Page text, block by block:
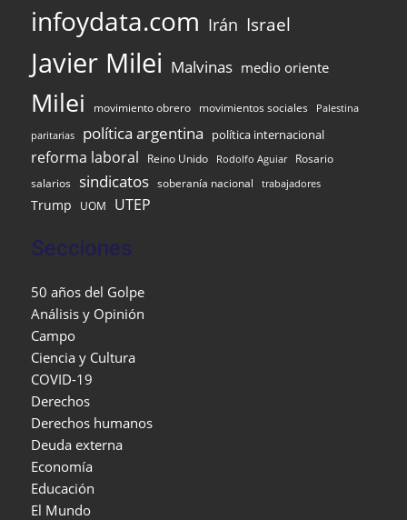
infoydata.com Irán Israel
Javier Milei Malvinas medio oriente
Milei movimiento obrero movimientos sociales Palestina
paritarias política argentina política internacional
reforma laboral Reino Unido Rodolfo Aguiar Rosario
salarios sindicatos soberanía nacional trabajadores
Trump UOM UTEP
Secciones
50 años del Golpe
Análisis y Opinión
Campo
Ciencia y Cultura
COVID-19
Derechos
Derechos humanos
Deuda externa
Economía
Educación
El Mundo